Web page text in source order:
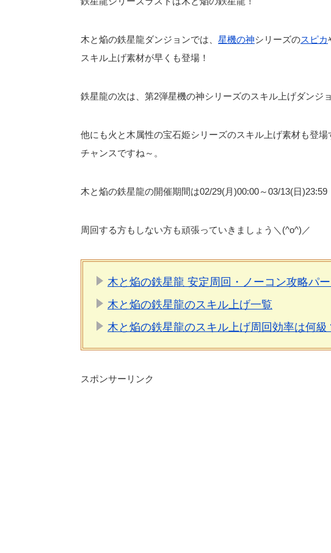
木と焔の鉄星龍ダンジョンでは、 星機の神シリーズのスピカ
スキル上げ素材が早くも登場！
鉄星龍の次は、第2弾星機の神シリーズのスキル上げダンジ
他にも火と木属性の宝石姫シリーズのスキル上げ素材も登
チャンスですね～。
木と焔の鉄星龍の開催期間は02/29(月)00:00～03/13(日)23:59
周回する方もしない方も頑張っていきましょう＼(^o^)／
木と焔の鉄星龍 安定周回・ノーコン攻略パ
木と焔の鉄星龍のスキル上げ一覧
木と焔の鉄星龍のスキル上げ周回効率は何級
スポンサーリンク